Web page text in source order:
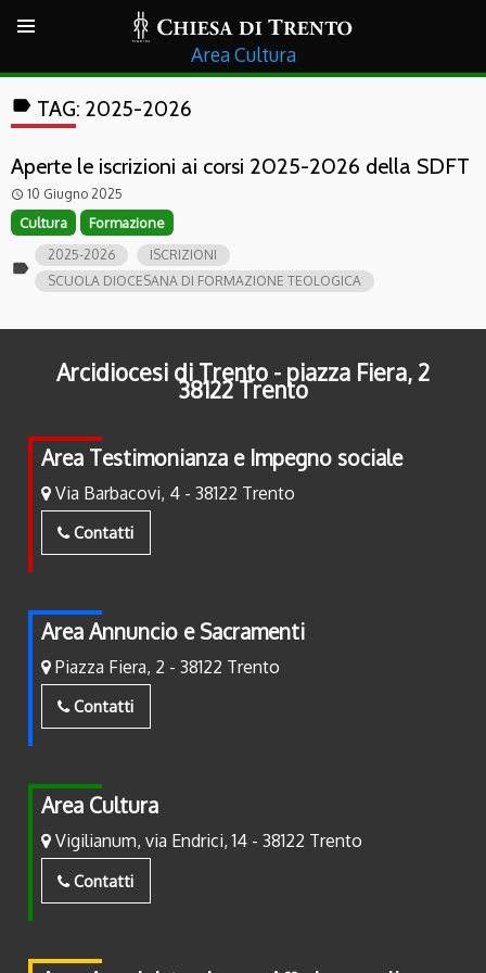
Cultura
label TAG: 2025-2026
Aperte le iscrizioni ai corsi 2025-2026 della SDFT
access_time 10 Giugno 2025
Cultura Formazione
label
2025-2026
ISCRIZIONI
SCUOLA DIOCESANA DI FORMAZIONE TEOLOGICA
Arcidiocesi di Trento - piazza Fiera, 2
38122 Trento
Area Testimonianza e Impegno sociale
Via Barbacovi, 4 - 38122 Trento
Contatti
Area Annuncio e Sacramenti
Piazza Fiera, 2 - 38122 Trento
Contatti
Area Cultura
Vigilianum, via Endrici, 14 - 38122 Trento
Contatti